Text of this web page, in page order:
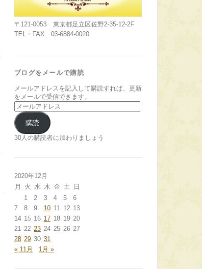
〒121-0053 東京都足立区佐野2-35-12-2F
TEL・FAX 03-6884-0020
ブログをメールで購読
メールアドレスを記入して購読すれば、更新
をメールで受信できます。
メ
ー
ル
ア
ド
購読
30人の購読者に加わりましょう
2020年12月
月
火 水 木 金 土
日
1
2 3 4 5
6
7
8 9 10 11 12 13
14 15 16 17 18 19 20
21 22 23 24 25 26 27
28 29 30 31
« 11月
1月 »